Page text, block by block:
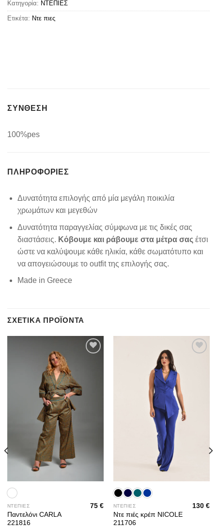
Κατηγορία: ΝΤΕΠΙΕΣ
Ετικέτα: Ντε πιες
ΣΥΝΘΕΣΗ
100%pes
ΠΛΗΡΟΦΟΡΊΕΣ
Δυνατότητα επιλογής από μία μεγάλη ποικιλία
χρωμάτων και μεγεθών
Δυνατότητα παραγγελίας σύμφωνα με τις δικές σας
διαστάσεις. Κόβουμε και ράβουμε στα μέτρα σας έτσι
ώστε να καλύψουμε κάθε ηλικία, κάθε σωματότυπο και
να απογειώσουμε το outfit της επιλογής σας.
Made in Greece
ΣΧΕΤΙΚΆ ΠΡΟΪΌΝΤΑ
ΝΤΕΠΙΕΣ
Παντελόνι CARLA
221816
75€ ΝΤΕΠΙΕΣ
Ντε πιές κρέπ NICOLE
211706
130€